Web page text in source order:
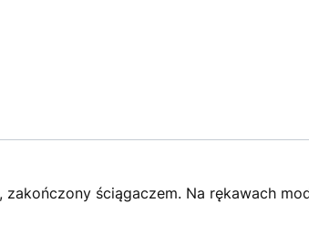
ściągaczem. Na rękawach